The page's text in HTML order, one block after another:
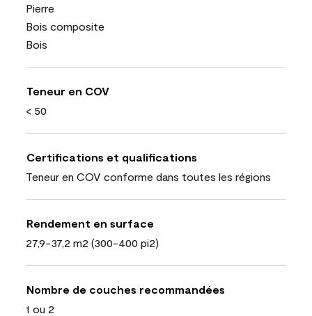
Pierre
Bois composite
Bois
Teneur en COV
< 50
Certifications et qualifications
Teneur en COV conforme dans toutes les régions
Rendement en surface
27,9-37,2 m2 (300-400 pi2)
Nombre de couches recommandées
1 ou 2